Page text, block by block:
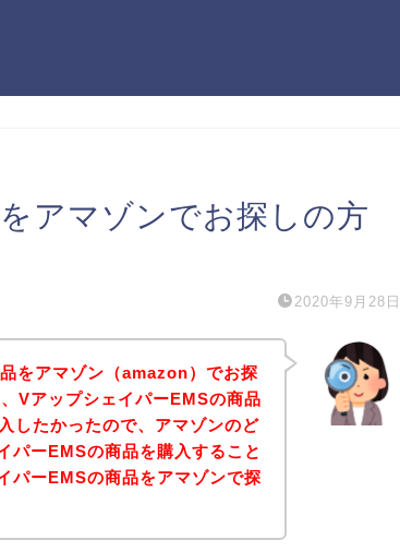
アマゾンでお探しの方
2020年9月28日
をアマゾン（amazon）でお探
VアップシェイパーEMSの商品
したかったので、アマゾンのど
パーEMSの商品を購入すること
パーEMSの商品をアマゾンで探